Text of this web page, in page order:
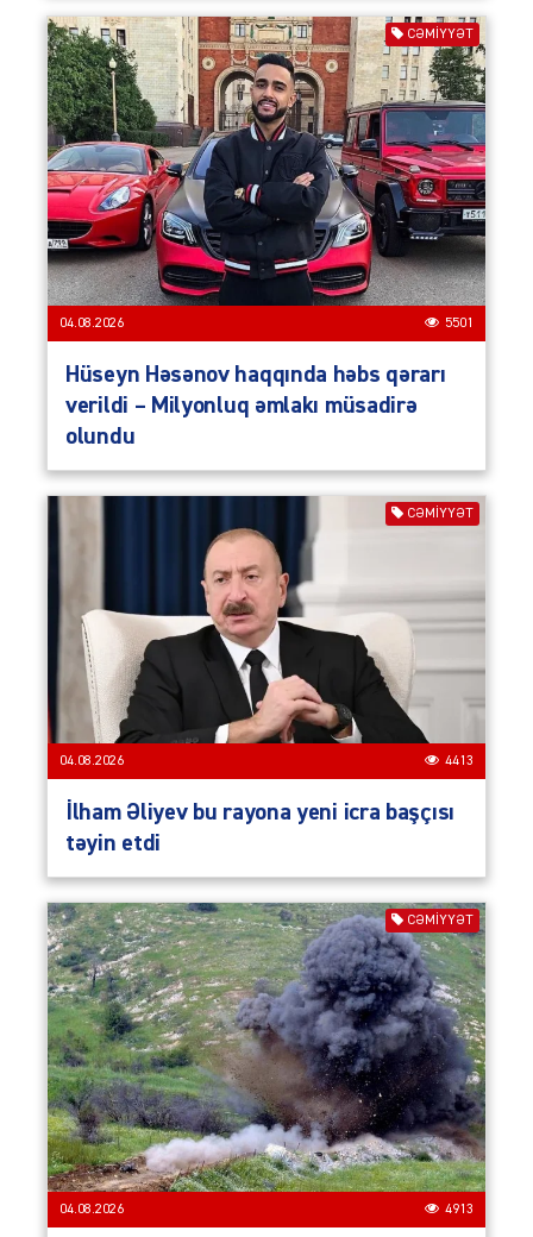
CƏMIYYƏT
04.08.2026 5501
Hüseyn Həsənov haqqında həbs qərarı
verildi – Milyonluq əmlakı müsadirə
olundu
CƏMIYYƏT
04.08.2026 4413
İlham Əliyev bu rayona yeni icra başçısı
təyin etdi
CƏMIYYƏT
04.08.2026 4913